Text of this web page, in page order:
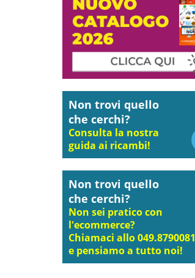
Non trovi quello
che cerchi?
Consulta la nostra
guida ai ricambi!
Non trovi quello
che cerchi?
Non sei pratico con
l'ecommerce?
Chiamaci allo 049.8790081
e pensiamo a tutto noi!